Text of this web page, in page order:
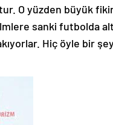
O yüzden büyük
sanki futbolda
Hiç öyle bir